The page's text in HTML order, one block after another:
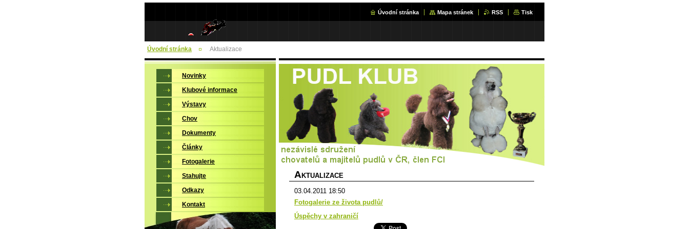
Úvodní stránka Mapa stránek RSS Tisk
Úvodní stránka Aktualizace
A KTUALIZACE
03.04.2011 18:50
Fotogalerie ze života pudlů/
Úspěchy v zahraničí
Novinky
Klubové informace
Výstavy
Chov
Dokumenty
Články
Fotogalerie
Stahujte
Odkazy
Kontakt